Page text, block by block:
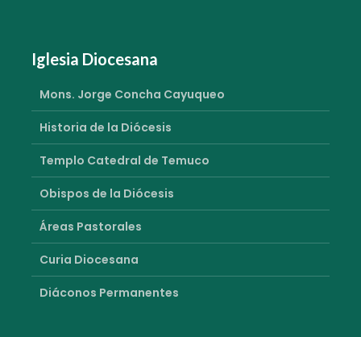
Iglesia Diocesana
Mons. Jorge Concha Cayuqueo
Historia de la Diócesis
Templo Catedral de Temuco
Obispos de la Diócesis
Áreas Pastorales
Curia Diocesana
Diáconos Permanentes